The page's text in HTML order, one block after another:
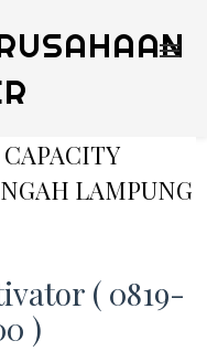
LAMPUNG
( 0819-
)